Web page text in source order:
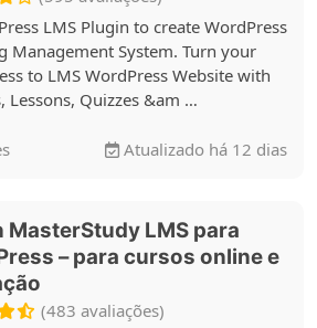
LMS Plugin to create WordPress
Management System. Turn your
to LMS WordPress Website with
Lessons, Quizzes &am …
Atualizado há 12 dias
MasterStudy LMS para
– para cursos online e
(483 avaliações)